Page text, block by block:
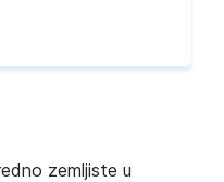
zemljiste u